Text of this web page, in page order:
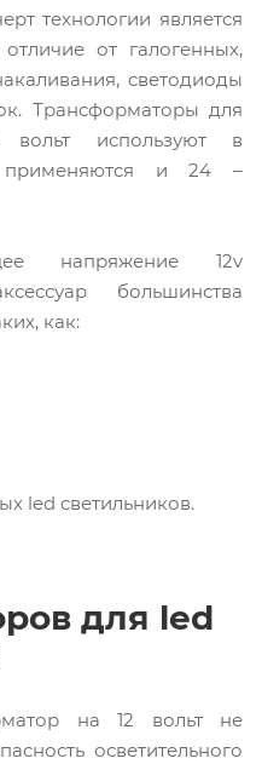
технологии является
от галогенных,
светодиоды
Трансформаторы для
используют в
применяются и 24 –
напряжение 12v
большинства
как:
led светильников.
для led
на 12 вольт не
осветительного